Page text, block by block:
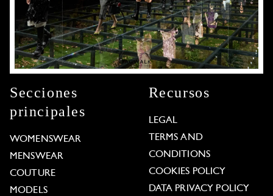
Secciones
principales
WOMENSWEAR
MENSWEAR
COUTURE
MODELS
Recursos
LEGAL
TERMS AND
CONDITIONS
COOKIES POLICY
DATA PRIVACY POLICY